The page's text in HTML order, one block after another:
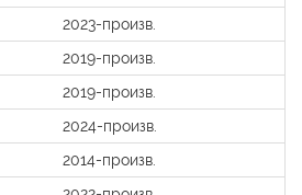
2023-произв.
2019-произв.
2019-произв.
2024-произв.
2014-произв.